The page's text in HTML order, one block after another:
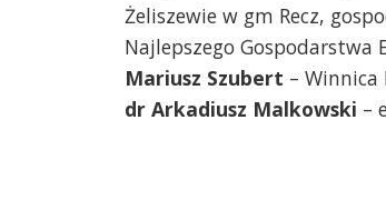
Żeliszewie w gm Recz,
Najlepszego Gospodarstwa
Mariusz Szubert – Winnica
dr Arkadiusz Malkowski –